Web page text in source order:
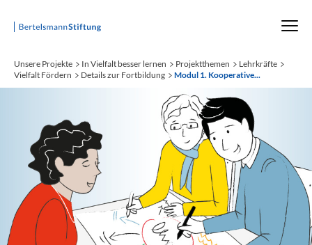
Startseite
Unsere Projekte In Vielfalt besser lernen Projektthemen
Lehrkräfte
Vielfalt Fördern
Details zur Fortbildung Modul 1. Kooperative...